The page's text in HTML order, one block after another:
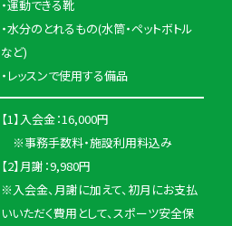
・運動できる靴
・水分のとれるもの(水筒・ペットボトル
など)
・レッスンで使用する備品
【1】入会金：16,000円
※事務手数料・施設利用料込み
【2】月謝：9,980円
※入会金、月謝に加えて、初月にお支払
いいただく費用として、スポーツ安全保